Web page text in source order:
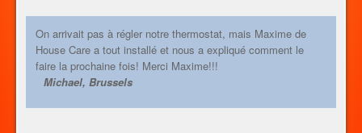
On arrivait pas à régler notre thermostat, mais Maxime de
House Care a tout installé et nous a expliqué comment le
faire la prochaine fois! Merci Maxime!!!
Michael, Brussels